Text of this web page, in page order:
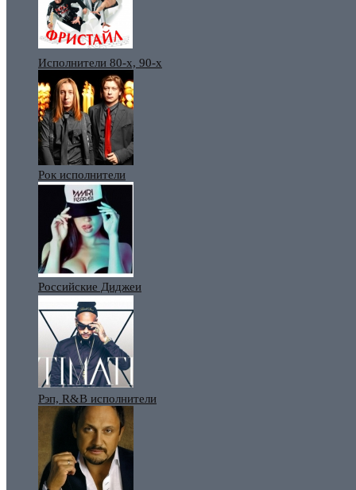
Исполнители 80-х, 90-х
Рок исполнители
Российские Диджеи
Рэп, R&B исполнители